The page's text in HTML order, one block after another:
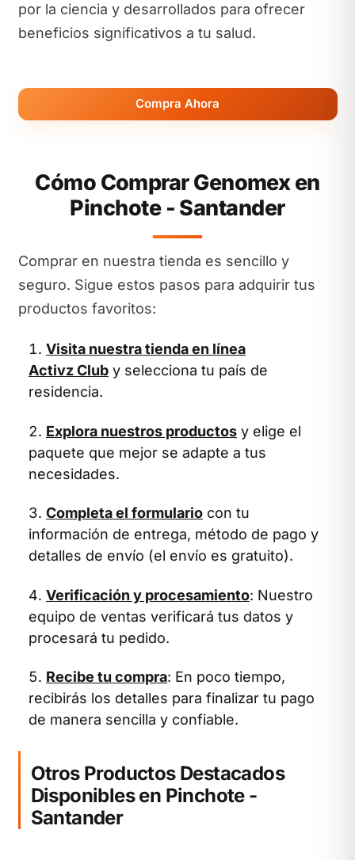
por la ciencia y desarrollados para ofrecer
beneficios significativos a tu salud.
Compra Ahora
Cómo Comprar Genomex en
Pinchote - Santander
Comprar en nuestra tienda es sencillo y
seguro. Sigue estos pasos para adquirir tus
productos favoritos:
Visita nuestra tienda en línea
Activz Club y selecciona tu país de
residencia.
Explora nuestros productos y elige el
paquete que mejor se adapte a tus
necesidades.
Completa el formulario con tu
información de entrega, método de pago y
detalles de envío (el envío es gratuito).
Verificación y procesamiento: Nuestro
equipo de ventas verificará tus datos y
procesará tu pedido.
Recibe tu compra: En poco tiempo,
recibirás los detalles para finalizar tu pago
de manera sencilla y confiable.
Otros Productos Destacados
Disponibles en Pinchote -
Santander